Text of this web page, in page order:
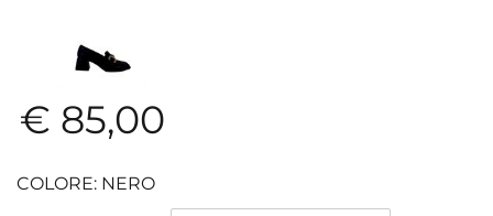
€ 85,00
COLORE: NERO